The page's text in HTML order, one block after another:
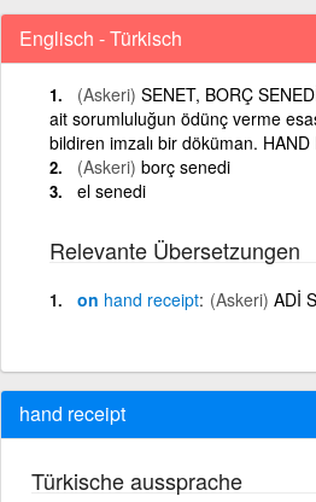
Englisch - Türkisch
(Askeri) SENET, BORÇ
ait sorumluluğun ödünç verme
bildiren imzalı bir döküman. HAND
(Askeri) borç senedi
el senedi
Relevante Übersetzungen
on hand receipt (Askeri) ADİ
hand receipt
Türkische aussprache